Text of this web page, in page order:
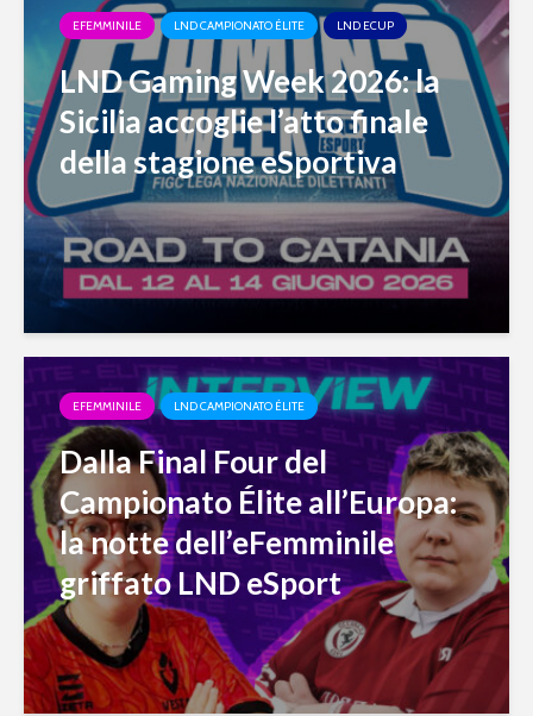
EFEMMINILE LND CAMPIONATO ÉLITE LND ECUP
LND Gaming Week 2026: la
Sicilia accoglie l’atto finale
della stagione eSportiva
EFEMMINILE LND CAMPIONATO ÉLITE
Dalla Final Four del
Campionato Élite all’Europa:
la notte dell’eFemminile
griffato LND eSport